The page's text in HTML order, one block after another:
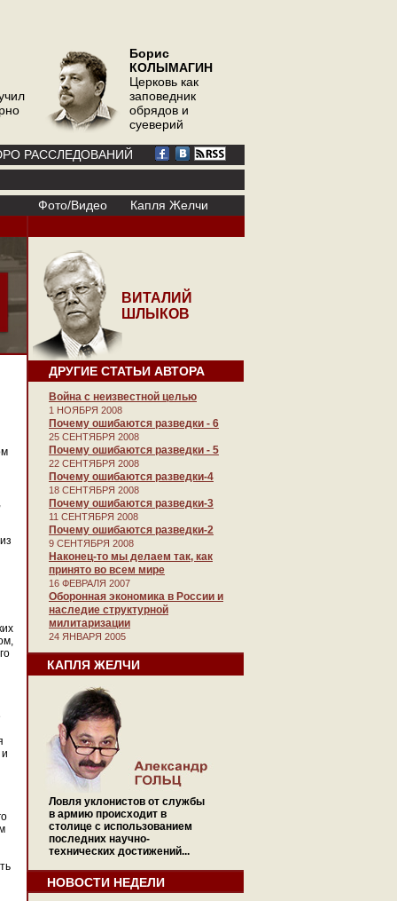
Борис
КОЛЫМАГИН
Церковь как
заповедник
обрядов и
суеверий
РАССЛЕДОВАНИЙ
Фото/Видео
Капля Желчи
ВИТАЛИЙ
ШЛЫКОВ
ДРУГИЕ СТАТЬИ АВТОРА
Война с неизвестной целью
1 НОЯБРЯ 2008
Почему ошибаются разведки - 6
25 СЕНТЯБРЯ 2008
Почему ошибаются разведки - 5
22 СЕНТЯБРЯ 2008
Почему ошибаются разведки-4
18 СЕНТЯБРЯ 2008
Почему ошибаются разведки-3
11 СЕНТЯБРЯ 2008
Почему ошибаются разведки-2
9 СЕНТЯБРЯ 2008
Наконец-то мы делаем так, как
принято во всем мире
16 ФЕВРАЛЯ 2007
Оборонная экономика в России и
наследие структурной
милитаризации
24 ЯНВАРЯ 2005
КАПЛЯ ЖЕЛЧИ
Ловля уклонистов от службы
в армию происходит в
столице с использованием
последних научно-
технических достижений...
НОВОСТИ НЕДЕЛИ